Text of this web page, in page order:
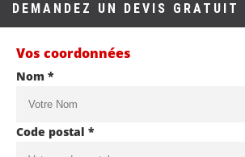
DEMANDEZ UN DEVIS GRATUIT
Vos coordonnées
Nom *
Code postal *